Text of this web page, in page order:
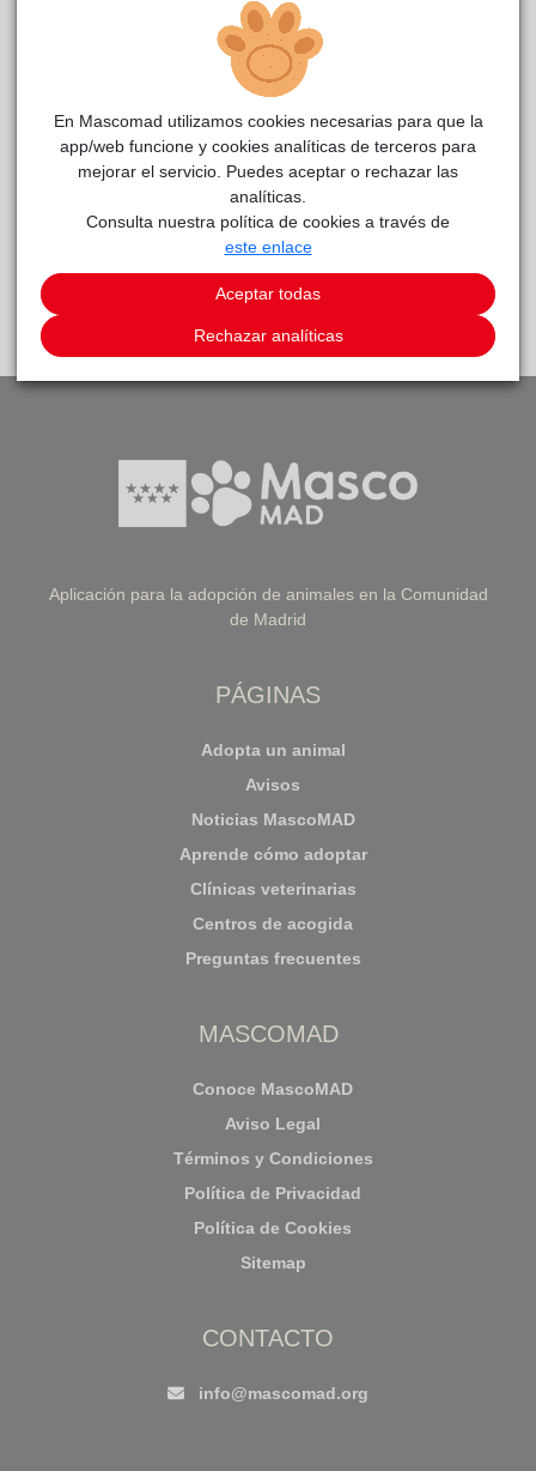
Solicitud de Baja en RIAC por Traslado a otra
Solicitud de Baja por Muerte
Modificar Permisos QR
Consulta registro de animal en RIAC (Madrid)
Consulta registro de animal en REIAC (España)
Centros Veterinarios Madrid
IR A LISTADO DE NOTICIAS
Aplicación para la adopción de animales en la Comunidad
de Madrid
PÁGINAS
Adopta un animal
Avisos
Noticias MascoMAD
Aprende cómo adoptar
Clínicas veterinarias
Centros de acogida
Preguntas frecuentes
MASCOMAD
Conoce MascoMAD
Aviso Legal
Términos y Condiciones
Política de Privacidad
Política de Cookies
Sitemap
CONTACTO
info@mascomad.org
En Mascomad utilizamos cookies necesarias para que la
app/web funcione y cookies analíticas de terceros para
mejorar el servicio. Puedes aceptar o rechazar las
analíticas.
Consulta nuestra política de cookies a través de
este enlace
Aceptar todas
Rechazar analíticas